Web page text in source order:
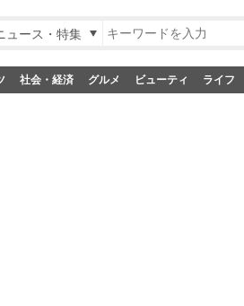
ュース・特集
社会・経済 グルメ ビューティ ライフ